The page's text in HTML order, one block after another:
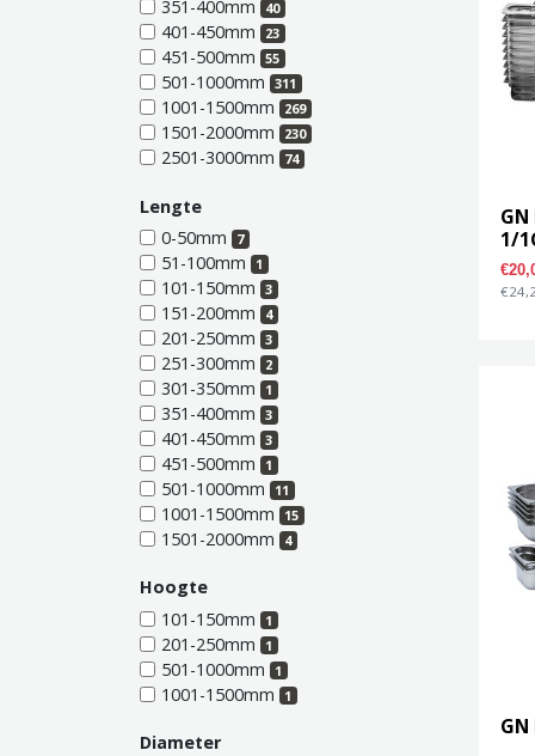
351-400mm 40
401-450mm 23
451-500mm 55
501-1000mm 311
1001-1500mm 269
1501-2000mm 230
2501-3000mm 74
Lengte
0-50mm
7
51-100mm 1
101-150mm 3
151-200mm 4
201-250mm 3
251-300mm 2
301-350mm 1
351-400mm 3
401-450mm 3
451-500mm 1
501-1000mm 11
1001-1500mm 15
1501-2000mm 4
Hoogte
101-150mm
1
201-250mm 1
501-1000mm 1
1001-1500mm 1
Diameter
GN
1/